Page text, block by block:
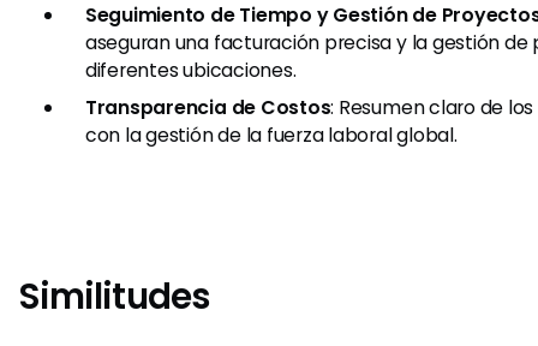
Seguimiento de Tiempo y Gestión de
aseguran una facturación precisa y la gestión
diferentes ubicaciones.
Transparencia de Costos: Resumen claro de
con la gestión de la fuerza laboral global.
Similitudes